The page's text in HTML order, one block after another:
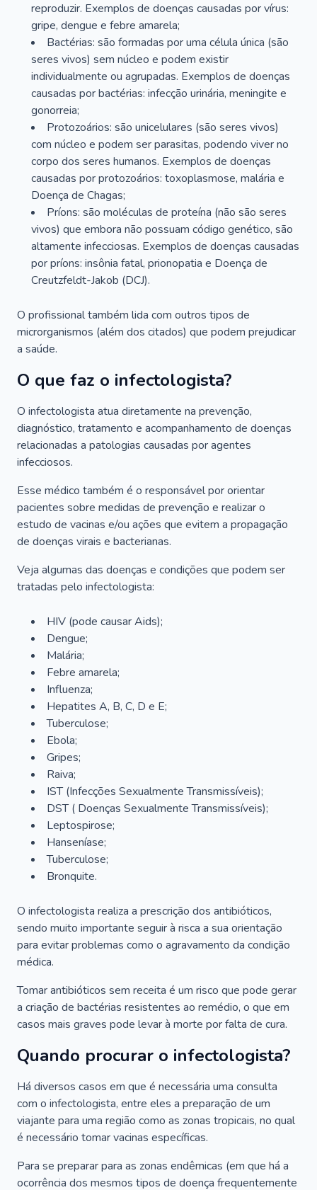
reproduzir. Exemplos de doenças causadas por vírus:
gripe, dengue e febre amarela;
Bactérias: são formadas por uma célula única (são
seres vivos) sem núcleo e podem existir
individualmente ou agrupadas. Exemplos de doenças
causadas por bactérias: infecção urinária, meningite e
gonorreia;
Protozoários: são unicelulares (são seres vivos)
com núcleo e podem ser parasitas, podendo viver no
corpo dos seres humanos. Exemplos de doenças
causadas por protozoários: toxoplasmose, malária e
Doença de Chagas;
Príons: são moléculas de proteína (não são seres
vivos) que embora não possuam código genético, são
altamente infecciosas. Exemplos de doenças causadas
por príons: insônia fatal, prionopatia e Doença de
Creutzfeldt-Jakob (DCJ).
O profissional também lida com outros tipos de
microrganismos (além dos citados) que podem prejudicar
a saúde.
O que faz o infectologista?
O infectologista atua diretamente na prevenção,
diagnóstico, tratamento e acompanhamento de doenças
relacionadas a patologias causadas por agentes
infecciosos.
Esse médico também é o responsável por orientar
pacientes sobre medidas de prevenção e realizar o
estudo de vacinas e/ou ações que evitem a propagação
de doenças virais e bacterianas.
Veja algumas das doenças e condições que podem ser
tratadas pelo infectologista:
HIV (pode causar Aids);
Dengue;
Malária;
Febre amarela;
Influenza;
Hepatites A, B, C, D e E;
Tuberculose;
Ebola;
Gripes;
Raiva;
IST (Infecções Sexualmente Transmissíveis);
DST ( Doenças Sexualmente Transmissíveis);
Leptospirose;
Hanseníase;
Tuberculose;
Bronquite.
O infectologista realiza a prescrição dos antibióticos,
sendo muito importante seguir à risca a sua orientação
para evitar problemas como o agravamento da condição
médica.
Tomar antibióticos sem receita é um risco que pode gerar
a criação de bactérias resistentes ao remédio, o que em
casos mais graves pode levar à morte por falta de cura.
Quando procurar o infectologista?
Há diversos casos em que é necessária uma consulta
com o infectologista, entre eles a preparação de um
viajante para uma região como as zonas tropicais, no qual
é necessário tomar vacinas específicas.
Para se preparar para as zonas endêmicas (em que há a
ocorrência dos mesmos tipos de doença frequentemente